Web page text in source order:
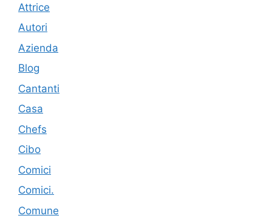
Attrice
Autori
Azienda
Blog
Cantanti
Casa
Chefs
Cibo
Comici
Comici.
Comune